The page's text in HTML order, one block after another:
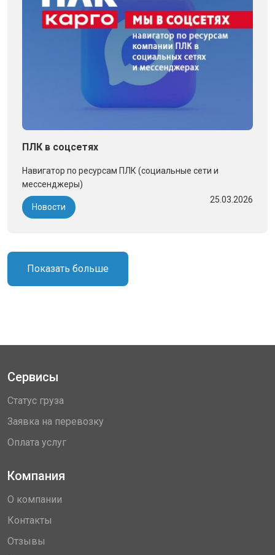
ПЛК в соцсетях
Навигатор по ресурсам ПЛК (социальные сети и
мессенджеры)
Новости
25.03.2026
Показать больше
Сервисы
Статус груза
Заявка на перевозку
Оплата услуг
Компания
О компании
Контакты
Отзывы